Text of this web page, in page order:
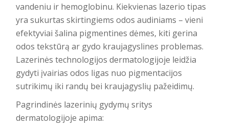
vandeniu ir hemoglobinu. Kiekvienas lazerio tipas
yra sukurtas skirtingiems odos audiniams – vieni
efektyviai šalina pigmentines dėmes, kiti gerina
odos tekstūrą ar gydo kraujagyslines problemas.
Lazerinės technologijos dermatologijoje leidžia
gydyti įvairias odos ligas nuo pigmentacijos
sutrikimų iki randų bei kraujagyslių pažeidimų.
Pagrindinės lazerinių gydymų sritys
dermatologijoje apima: